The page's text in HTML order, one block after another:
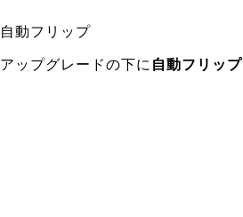
自動フリップ
アップグレードの下に 自動フリップ